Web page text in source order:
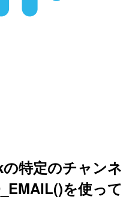
特定のチャンネ
を使って